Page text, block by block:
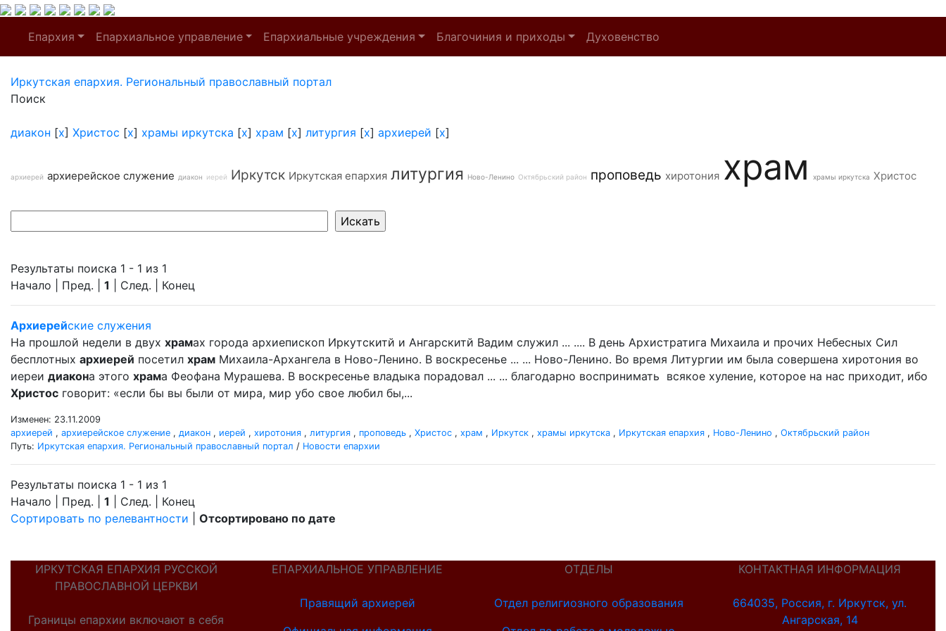
Епархия Епархиальное управление Епархиальные учреждения Благочиния и приходы Духовенство
Иркутская епархия. Региональный православный портал
Поиск
диакон [x] Христос [x] храмы иркутска [x] храм [x] литургия [x] архиерей [x]
архиерей архиерейское служение диакон иерей Иркутск Иркутская епархия литургия Ново-Ленино Октябрьский район проповедь хиротония храм храмы иркутска Христос
Результаты поиска 1 - 1 из 1
Начало | Пред. | 1 | След. | Конец
Архиерейские служения
На прошлой недели в двух храмах города архиепископ Иркутскитй и Ангарскитй Вадим служил ... .... В день Архистратига Михаила и прочих Небесных Сил
бесплотных архиерей посетил храм Михаила-Архангела в Ново-Ленино. В воскресенье ... ... Ново-Ленино. Во время Литургии им была совершена хиротония во
иереи диакона этого храма Феофана Мурашева. В воскресенье владыка порадовал ... ... благодарно воспринимать всякое хуление, которое на нас приходит, ибо
Христос говорит: «если бы вы были от мира, мир убо свое любил бы,...
Изменен: 23.11.2009
архиерей , архиерейское служение , диакон , иерей , хиротония , литургия , проповедь , Христос , храм , Иркутск , храмы иркутска , Иркутская епархия , Ново-Ленино , Октябрьский район
Путь: Иркутская епархия. Региональный православный портал / Новости епархии
Результаты поиска 1 - 1 из 1
Начало | Пред. | 1 | След. | Конец
Сортировать по релевантности
Отсортировано по дате
ИРКУТСКАЯ ЕПАРХИЯ РУССКОЙ
ПРАВОСЛАВНОЙ ЦЕРКВИ
Границы епархии включают в себя
ЕПАРХИАЛЬНОЕ УПРАВЛЕНИЕ
Правящий архиерей
ОТДЕЛЫ
Отдел религиозного образования
КОНТАКТНАЯ ИНФОРМАЦИЯ
664035, Россия, г. Иркутск, ул.
Ангарская, 14